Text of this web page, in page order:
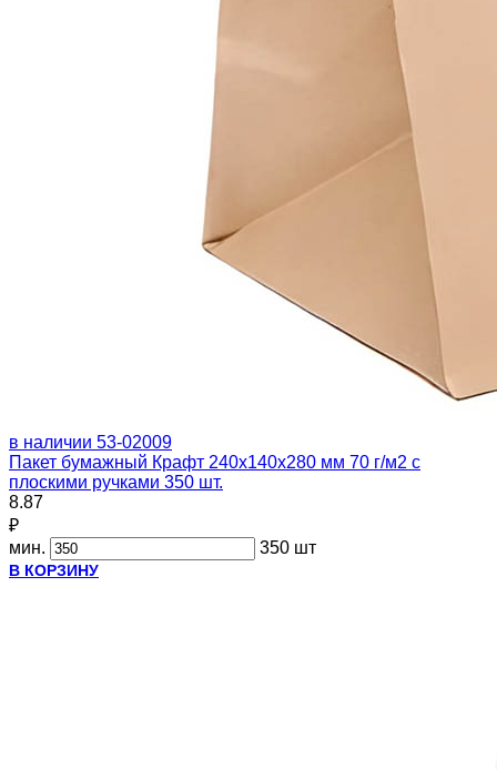
в наличии 53-02009
Пакет бумажный Крафт 240х140х280 мм 70 г/м2 с
плоскими ручками 350 шт.
8.87
₽
мин.
350 шт
В КОРЗИНУ